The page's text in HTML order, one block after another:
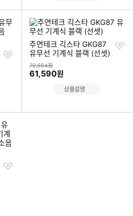
찜
주연테크 긱스타 GKG87
유무선 기계식 블랙 (선셋)
상품금액
70,654원
할인금액
61,590원
찜
상품설명
찜